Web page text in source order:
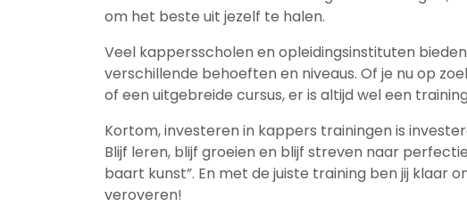
om het beste uit jezelf te halen.
Veel kappersscholen en opleidingsinstituten
verschillende behoeften en niveaus. Of je nu op
of een uitgebreide cursus, er is altijd wel een
Kortom, investeren in kappers trainingen is
Blijf leren, blijf groeien en blijf streven naar
baart kunst”. En met de juiste training ben jij klaar
veroveren!